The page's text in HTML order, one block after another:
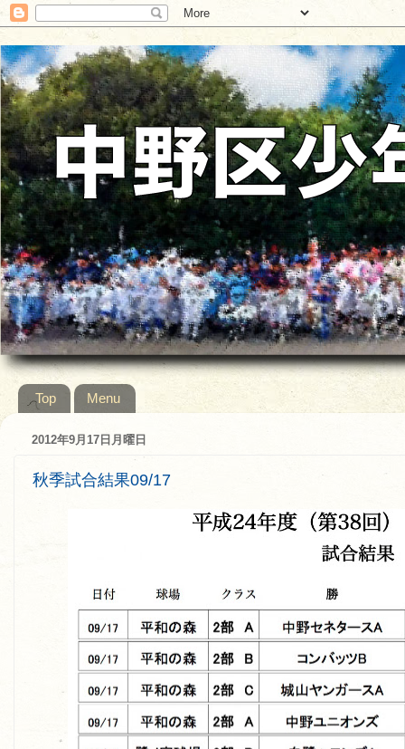
Top Menu
2012年9月17日月曜日
秋季試合結果09/17